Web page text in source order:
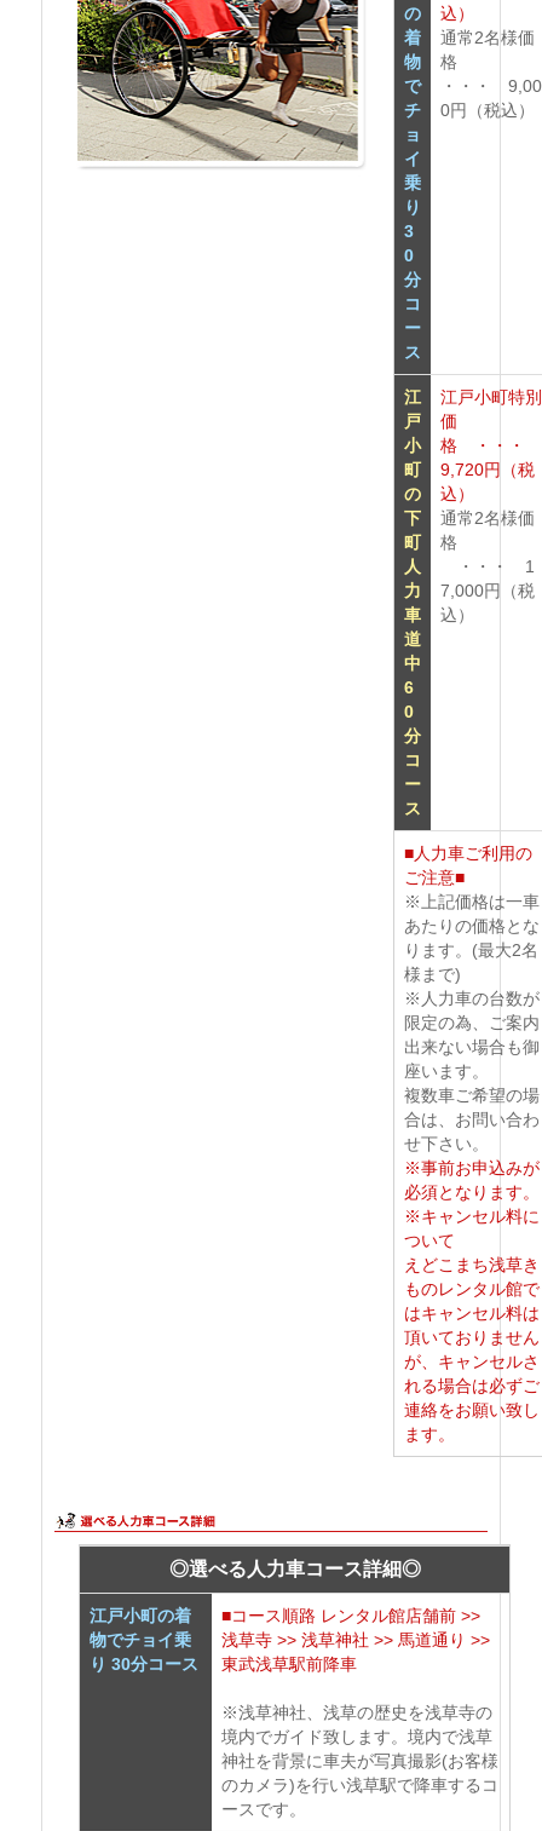
の
着
物
で
チ
ョ
イ
乗
り
3
0
分
コ
ー
ス
込）
通常2名様価
格
・・・ 9,00
0円（税込）
江
戸
小
町
の
下
町
人
力
車
道
中
6
0
分
コ
ー
ス
江戸小町特別
価
格 ・・・
9,720円（税
込）
通常2名様価
格
・・・ 1
7,000円（税
込）
■人力車ご利用の
ご注意■
※上記価格は一車
あたりの価格とな
ります。(最大2名
様まで)
※人力車の台数が
限定の為、ご案内
出来ない場合も御
座います。
複数車ご希望の場
合は、お問い合わ
せ下さい。
※事前お申込みが
必須となります。
※キャンセル料に
ついて
えどこまち浅草き
ものレンタル館で
はキャンセル料は
頂いておりません
が、キャンセルさ
れる場合は必ずご
連絡をお願い致し
ます。
◎選べる人力車コース詳細◎
江戸小町の着
物でチョイ乗
り 30分コース
■コース順路 レンタル館店舗前 >>
浅草寺 >> 浅草神社 >> 馬道通り >>
東武浅草駅前降車
※浅草神社、浅草の歴史を浅草寺の
境内でガイド致します。境内で浅草
神社を背景に車夫が写真撮影(お客様
のカメラ)を行い浅草駅で降車するコ
ースです。